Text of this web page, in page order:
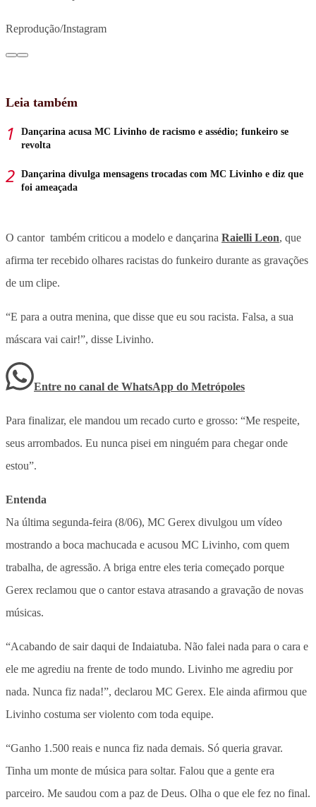
Reprodução/Instagram
Leia também
Dançarina acusa MC Livinho de racismo e assédio; funkeiro se
revolta
Dançarina divulga mensagens trocadas com MC Livinho e diz que
foi ameaçada
O cantor também criticou a modelo e dançarina Raielli Leon, que
afirma ter recebido olhares racistas do funkeiro durante as gravações
de um clipe.
“E para a outra menina, que disse que eu sou racista. Falsa, a sua
máscara vai cair!”, disse Livinho.
Entre no canal de WhatsApp do Metrópoles
Para finalizar, ele mandou um recado curto e grosso: “Me respeite,
seus arrombados. Eu nunca pisei em ninguém para chegar onde
estou”.
Entenda
Na última segunda-feira (8/06), MC Gerex divulgou um vídeo
mostrando a boca machucada e acusou MC Livinho, com quem
trabalha, de agressão. A briga entre eles teria começado porque
Gerex reclamou que o cantor estava atrasando a gravação de novas
músicas.
“Acabando de sair daqui de Indaiatuba. Não falei nada para o cara e
ele me agrediu na frente de todo mundo. Livinho me agrediu por
nada. Nunca fiz nada!”, declarou MC Gerex. Ele ainda afirmou que
Livinho costuma ser violento com toda equipe.
“Ganho 1.500 reais e nunca fiz nada demais. Só queria gravar.
Tinha um monte de música para soltar. Falou que a gente era
parceiro. Me saudou com a paz de Deus. Olha o que ele fez no final.